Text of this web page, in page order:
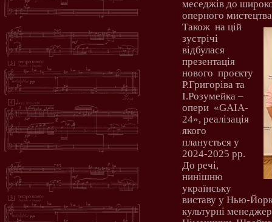
меседжів до
оперного
Також на цій
зустрічі
відбулася
презентація
нового проєкту
Р.Григоріва та
І.Розумейка –
опери «GAIA-
24», реалізація
якого
планується у
2024-2025 рр.
До речі,
нинішню
українську
виставу у Нью-
культурні